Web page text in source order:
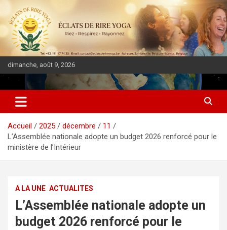
dimanche, août 9, 2026
DIASPORA PULSE
Accueil 2025 décembre
11
L’Assemblée nationale adopte un budget 2026 renforcé pour le
ministère de l’Intérieur
A LA UNE ACTUALITES
L’Assemblée nationale adopte un
budget 2026 renforcé pour le